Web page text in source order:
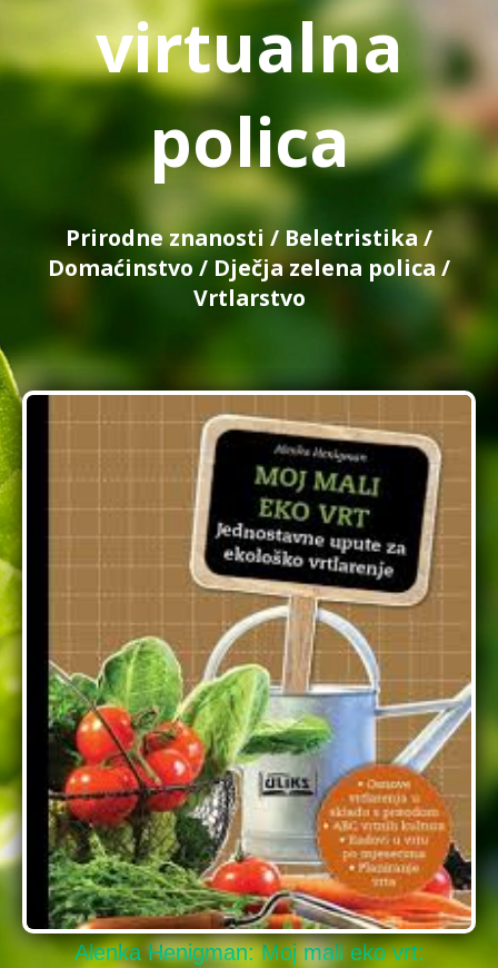
virtualna
polica
Prirodne znanosti / Beletristika/
Domaćinstvo / Dječja zelena polica /
Vrtlarstvo
Alenka Henigman: Moj mali eko vrt: